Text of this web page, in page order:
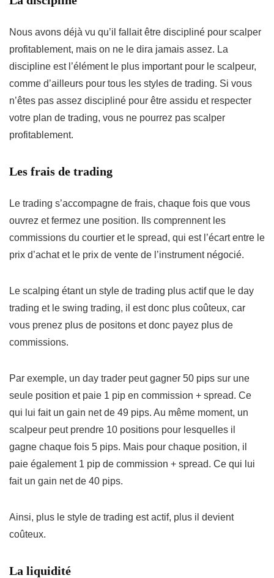
Nous avons déjà vu qu’il fallait être discipliné pour scalper
profitablement, mais on ne le dira jamais assez. La
discipline est l’élément le plus important pour le scalpeur,
comme d’ailleurs pour tous les styles de trading. Si vous
n’êtes pas assez discipliné pour être assidu et respecter
votre plan de trading, vous ne pourrez pas scalper
profitablement.
Les frais de trading
Le trading s’accompagne de frais, chaque fois que vous
ouvrez et fermez une position. Ils comprennent les
commissions du courtier et le spread, qui est l’écart entre le
prix d’achat et le prix de vente de l’instrument négocié.
Le scalping étant un style de trading plus actif que le day
trading et le swing trading, il est donc plus coûteux, car
vous prenez plus de positons et donc payez plus de
commissions.
Par exemple, un day trader peut gagner 50 pips sur une
seule position et paie 1 pip en commission + spread. Ce
qui lui fait un gain net de 49 pips. Au même moment, un
scalpeur peut prendre 10 positions pour lesquelles il
gagne chaque fois 5 pips. Mais pour chaque position, il
paie également 1 pip de commission + spread. Ce qui lui
fait un gain net de 40 pips.
Ainsi, plus le style de trading est actif, plus il devient
coûteux.
La liquidité